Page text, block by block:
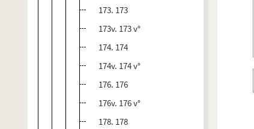
173. 173
173v. 173 v°
174. 174
174v. 174 v°
176. 176
176v. 176 v°
178. 178